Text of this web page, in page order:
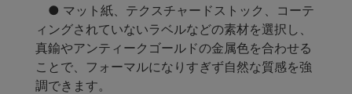
● マット紙、テクスチャードストック、コーテ
ィングされていないラベルなどの素材を選択し、
真鍮やアンティークゴールドの金属色を合わせる
ことで、フォーマルになりすぎず自然な質感を強
調できます。